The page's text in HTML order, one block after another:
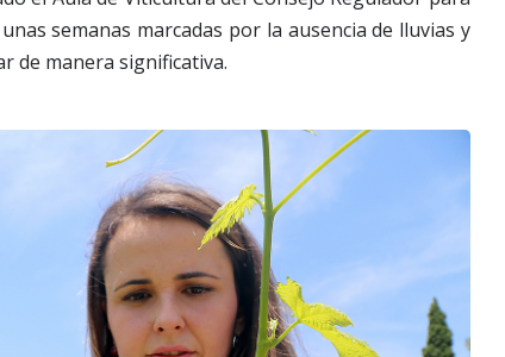
semanas marcadas por la ausencia de lluvias y
de manera significativa.